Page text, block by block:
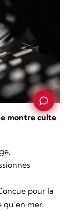
montre culte
pour la
mer.